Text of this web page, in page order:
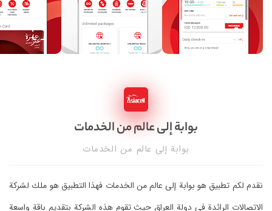
بوابة إلى عالم من الخدمات
بوابة إلى عالم من الخدمات
نقدم لكم تطبيق هو بوابة إلى عالم من الخدمات فهذا التطبيق هو ملك لشركة
الاتصالات الرائدة في دولة العراق حيث تقوم هذه الشركة بتقديم باقة واسعة